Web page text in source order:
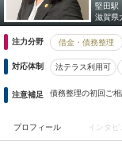
堅田駅
滋賀県
注力分野 借金・債務整理
対応体制 法テラス利用可
注意補足 債務整理の初回ご
プロフィール インタビ